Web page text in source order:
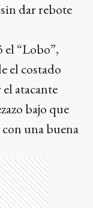
dar rebote
el “Lobo”,
el costado
atacante
bajo que
una buena